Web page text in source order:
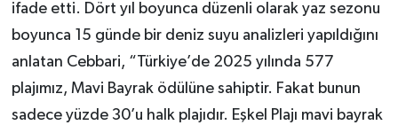
ifade etti. Dört yıl boyunca düzenli olarak yaz sezonu
boyunca 15 günde bir deniz suyu analizleri yapıldığını
anlatan Cebbari, “Türkiye’de 2025 yılında 577
plajımız, Mavi Bayrak ödülüne sahiptir. Fakat bunun
sadece yüzde 30’u halk plajıdır. Eşkel Plajı mavi bayrak